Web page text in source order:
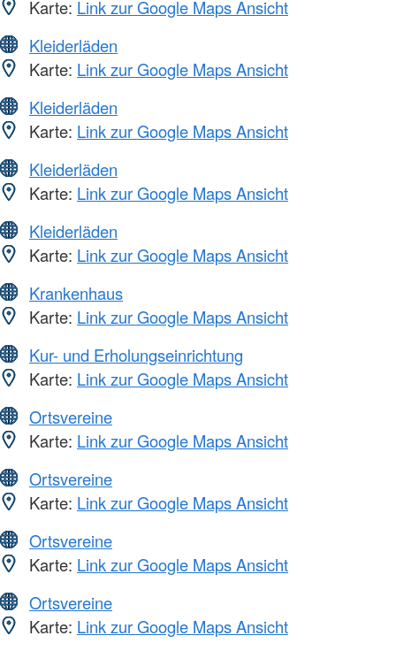
Karte: Link zur Google Maps Ansicht
Kleiderläden
Karte: Link zur Google Maps Ansicht
Kleiderläden
Karte: Link zur Google Maps Ansicht
Kleiderläden
Karte: Link zur Google Maps Ansicht
Kleiderläden
Karte: Link zur Google Maps Ansicht
Krankenhaus
Karte: Link zur Google Maps Ansicht
Kur- und Erholungseinrichtung
Karte: Link zur Google Maps Ansicht
Ortsvereine
Karte: Link zur Google Maps Ansicht
Ortsvereine
Karte: Link zur Google Maps Ansicht
Ortsvereine
Karte: Link zur Google Maps Ansicht
Ortsvereine
Karte: Link zur Google Maps Ansicht